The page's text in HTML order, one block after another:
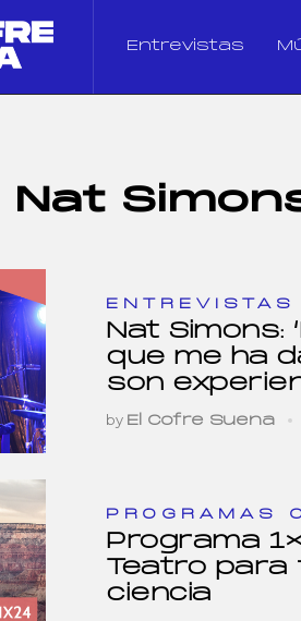
Entrevistas
Nat
ENTREVISTAS
Nat Simons:
que me ha
son
by El Cofre Suena
PROGRAMAS
Programa
Teatro para
ciencia